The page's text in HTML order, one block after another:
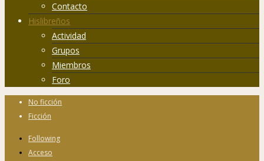
Contacto
Hislibreños
Actividad
Grupos
Miembros
Foro
No ficción
Ficción
Following
Acceso